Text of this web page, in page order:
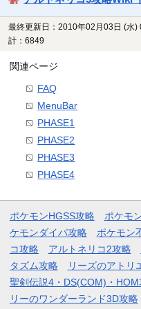
最終更新日：2010年02月03日 (水)
計：6849
関連ページ
FAQ
MenuBar
PHASE1
PHASE2
PHASE3
PHASE4
ポケモンHGSS攻略 ポケモ
ケモンダイパ攻略
ポケモン
コ攻略
アルトネリコ2攻略
タズム攻略
リーズのアトリ
聖剣伝説4・DS(COM)・HOM
リーのワンダーランド3D攻略